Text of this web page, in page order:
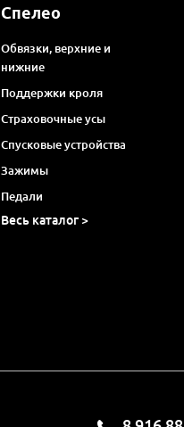
Спелео
Обвязки, верхние и
нижние
Поддержки кроля
Страховочные усы
Спусковые устройства
Зажимы
Педали
Весь каталог >